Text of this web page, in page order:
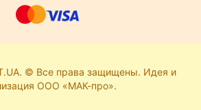
© Все права защищены. Идея и
ООО «МАК-про».